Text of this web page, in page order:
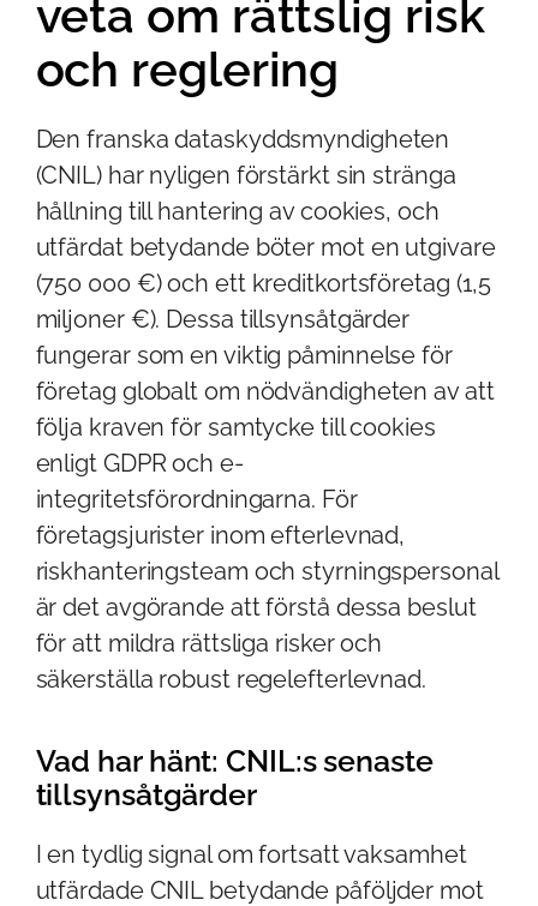
veta om rättslig risk
och reglering
Den franska dataskyddsmyndigheten
(CNIL) har nyligen förstärkt sin stränga
hållning till hantering av cookies, och
utfärdat betydande böter mot en utgivare
(750 000 €) och ett kreditkortsföretag (1,5
miljoner €). Dessa tillsynsåtgärder
fungerar som en viktig påminnelse för
företag globalt om nödvändigheten av att
följa kraven för samtycke till cookies
enligt GDPR och e-
integritetsförordningarna. För
företagsjurister inom efterlevnad,
riskhanteringsteam och styrningspersonal
är det avgörande att förstå dessa beslut
för att mildra rättsliga risker och
säkerställa robust regelefterlevnad.
Vad har hänt: CNIL:s senaste
tillsynsåtgärder
I en tydlig signal om fortsatt vaksamhet
utfärdade CNIL betydande påföljder mot